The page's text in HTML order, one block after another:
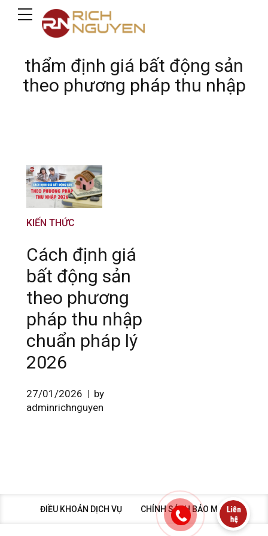
thẩm định giá bất động sản
theo phương pháp thu nhập
KIẾN THỨC
Cách định giá
bất động sản
theo phương
pháp thu nhập
chuẩn pháp lý
2026
27/01/2026
by
adminrichnguyen
ĐIỀU KHOẢN DỊCH VỤ CHÍNH SÁCH BẢO MẬT